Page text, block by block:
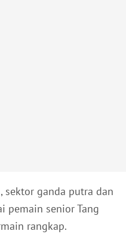
sektor ganda putra dan
pemain senior Tang
rangkap.